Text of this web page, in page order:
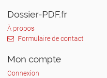
Barentin
primaire
Dossier-PDF.fr
À propos
Formulaire de contact
Mon compte
Connexion